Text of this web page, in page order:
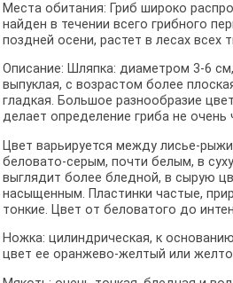
Места обитания: Гриб широко
найден в течении всего грибного
поздней осени, растет в лесах всех
Описание: Шляпка: диаметром 3-6
выпуклая, с возрастом более
гладкая. Большое разнообразие
делает определение гриба не очень
Цвет варьируется между лисье-
беловато-серым, почти белым, в
выглядит более бледной, в сырую
насыщенным. Пластинки частые,
тонкие. Цвет от беловатого до
Ножка: цилиндрическая, к
цвет ее оранжево-желтый или